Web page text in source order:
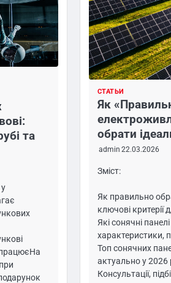
та
працюєНа
СТАТЬИ
Як
обрати
admin 22.03.2026
Зміст:
Як правильно
ключові критерії
Які сонячні
характеристики,
Топ сонячних
актуально у 2026
Консультації,